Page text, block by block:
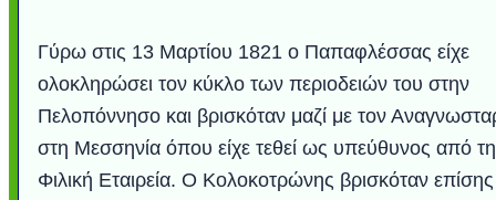
Γύρω στις 13 Μαρτίου 1821 ο Παπαφλέσσας είχε
ολοκληρώσει τον κύκλο των περιοδειών του στην
Πελοπόννησο και βρισκόταν μαζί με τον
στη Μεσσηνία όπου είχε τεθεί ως υπεύθυνος από τη
Φιλική Εταιρεία. Ο Κολοκοτρώνης βρισκόταν